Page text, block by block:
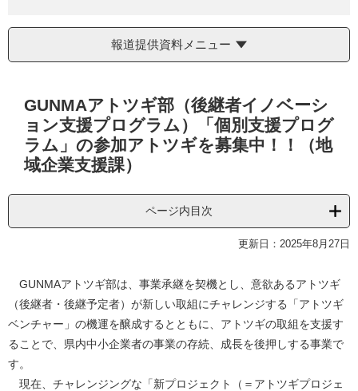
報道提供資料メニュー
GUNMAアトツギ部（後継者イノベーシ
ョン支援プログラム）「個別支援プログ
ラム」の参加アトツギを募集中！！（地
域企業支援課）
ページ内目次
更新日：2025年8月27日
GUNMAアトツギ部は、事業承継を契機とし、意欲あるアトツギ
（後継者・後継予定者）が新しい取組にチャレンジする「アトツギ
ベンチャー」の機運を醸成するとともに、アトツギの取組を支援す
ることで、県内中小企業者の事業の存続、成長を後押しする事業で
す。
現在、チャレンジングな「新プロジェクト（＝アトツギプロジェ